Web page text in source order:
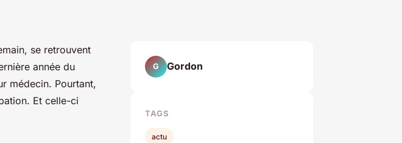
se retrouvent
année du
médecin. Pourtant,
Et celle-ci
G Gordon
TAGS
actu